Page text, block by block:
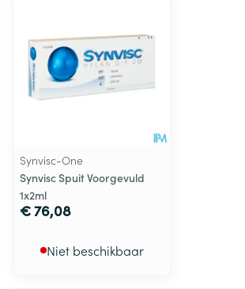
Synvisc-One
Synvisc Spuit Voorgevuld
1x2ml
€ 76,08
Niet beschikbaar